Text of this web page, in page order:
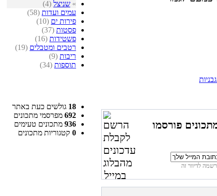
» שניצל (4)
עמים ועדות (58)
פירות ים (10)
פסטות (37)
פשטידות (16)
רטבים ומטבלים (19)
ריבות (9)
תוספות (34)
18 גולשים כעת באתר
692 מפרסמי מתכונים
936 מתכונים טעימים
0 קטגוריות מתכונים
פורסמו